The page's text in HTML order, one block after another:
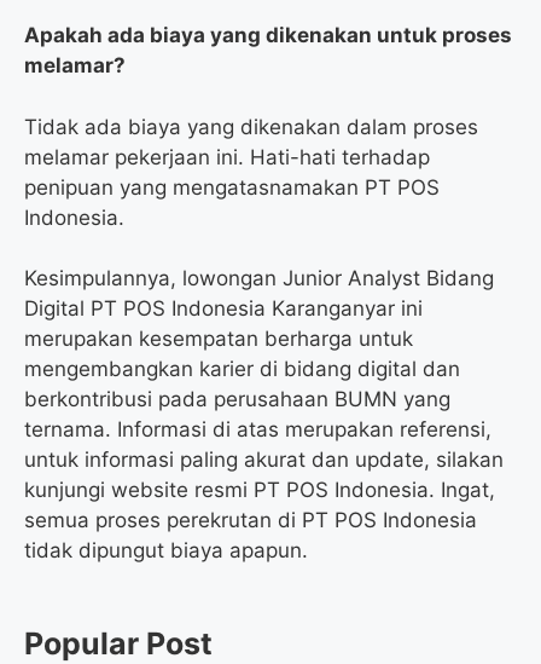
Apakah ada biaya yang dikenakan untuk proses
melamar?
Tidak ada biaya yang dikenakan dalam proses
melamar pekerjaan ini. Hati-hati terhadap
penipuan yang mengatasnamakan PT POS
Indonesia.
Kesimpulannya, lowongan Junior Analyst Bidang
Digital PT POS Indonesia Karanganyar ini
merupakan kesempatan berharga untuk
mengembangkan karier di bidang digital dan
berkontribusi pada perusahaan BUMN yang
ternama. Informasi di atas merupakan referensi,
untuk informasi paling akurat dan update, silakan
kunjungi website resmi PT POS Indonesia. Ingat,
semua proses perekrutan di PT POS Indonesia
tidak dipungut biaya apapun.
Popular Post